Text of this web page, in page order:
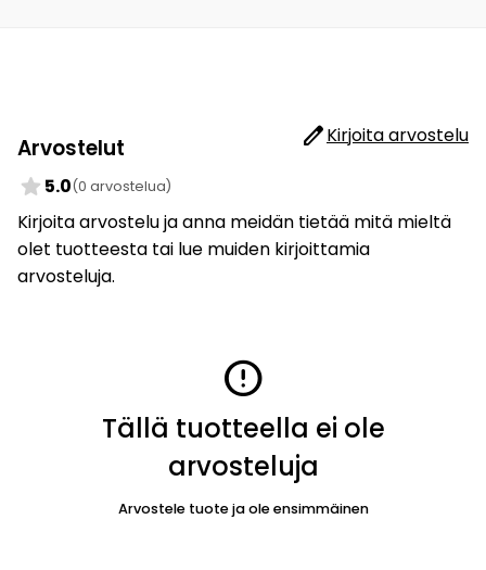
Arvostelut editKirjoita arvostelu
star 5.0(0 arvostelua)
Kirjoita arvostelu ja anna meidän tietää mitä mieltä
olet tuotteesta tai lue muiden kirjoittamia
arvosteluja.
error
Tällä tuotteella ei ole
arvosteluja
Arvostele tuote ja ole ensimmäinen